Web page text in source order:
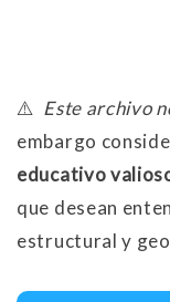
⚠️ Este archivo
embargo
educativo
que desean
estructural y